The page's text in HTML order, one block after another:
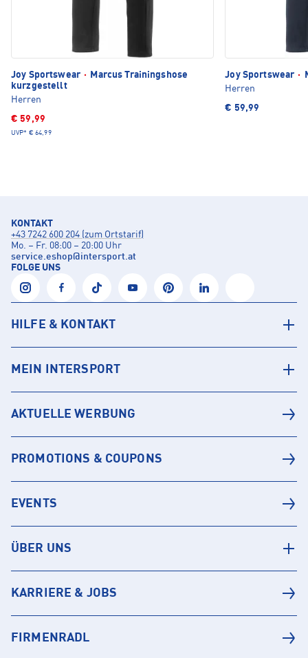
Joy Sportswear ·
Marcus Trainingshose
kurzgestellt
Herren
€ 59,99
UVP* € 64,99
Joy Sportswear ·
Herren
€ 59,99
KONTAKT
+43 7242 600 204 (zum Ortstarif)
Mo. – Fr. 08:00 – 20:00 Uhr
service.eshop@intersport.at
FOLGE UNS
HILFE & KONTAKT
MEIN INTERSPORT
AKTUELLE WERBUNG
PROMOTIONS & COUPONS
EVENTS
ÜBER UNS
KARRIERE & JOBS
FIRMENRADL